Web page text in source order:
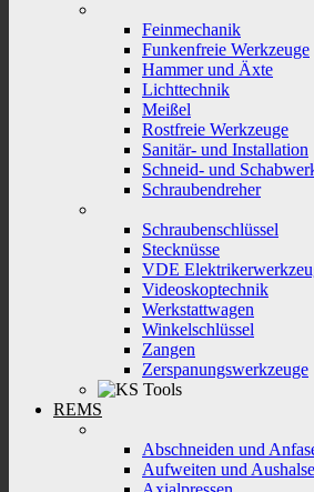
Feinmechanik
Funkenfreie Werkzeuge
Hammer und Äxte
Lichttechnik
Meißel
Rostfreie Werkzeuge
Sanitär- und Installation
Schneid- und
Schraubendreher
Schraubenschlüssel
Stecknüsse
VDE
Videoskoptechnik
Werkstattwagen
Winkelschlüssel
Zangen
Zerspanungswerkzeuge
REMS
Abschneiden und
Aufweiten und